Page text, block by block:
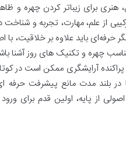
هنری برای زیباتر کردن چهره و
از علم، مهارت، تجربه و شناخت
باید علاوه بر خلاقیت، با
چهره و تکنیک‌ های روز آشنا
پراکنده آرایشگری ممکن است در
در بلند مدت مانع پیشرفت حرفه
از پایه، اولین قدم برای